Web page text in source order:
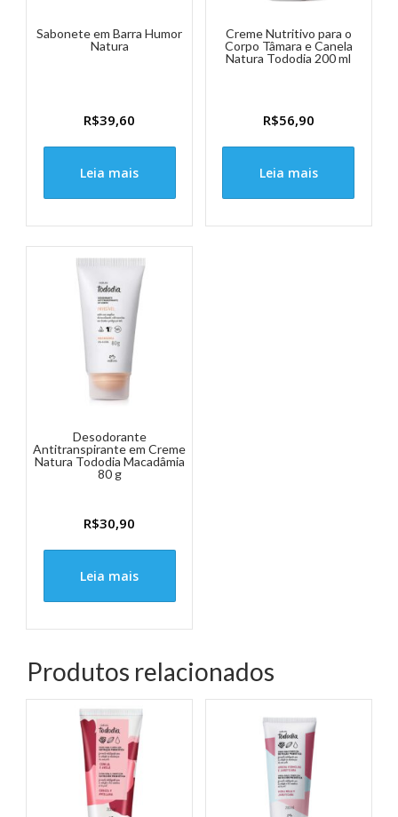
Sabonete em Barra Humor
Natura
R$39,60
Leia mais
Creme Nutritivo para o
Corpo Tâmara e Canela
Natura Tododia 200 ml
R$56,90
Leia mais
Desodorante
Antitranspirante em Creme
Natura Tododia Macadâmia
80 g
R$30,90
Leia mais
Produtos relacionados